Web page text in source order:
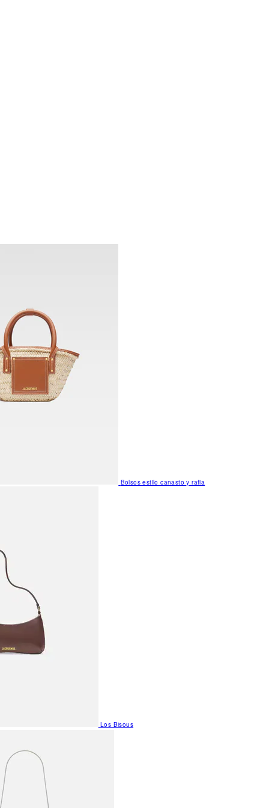
Bolsos estilo canasto y rafia
Los Bisous